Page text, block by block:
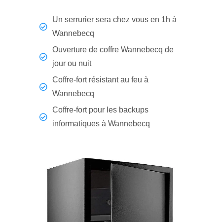
Un serrurier sera chez vous en 1h à
Wannebecq
Ouverture de coffre Wannebecq de
jour ou nuit
Coffre-fort résistant au feu à
Wannebecq
Coffre-fort pour les backups
informatiques à Wannebecq